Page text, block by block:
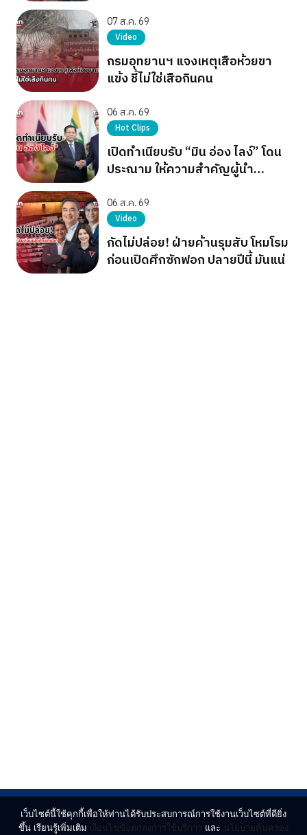
07 ส.ค. 69
Video
กรมอุทยานฯ แจงเหตุเสือห้วยขา
แข้ง ชี้ไม่ใช่เสือกินคน
06 ส.ค. 69
Hot Clips
เปิดทำเนียบรับ “มิน อ่อง ไลง์” โดน
ประณาม ให้ความสำคัญผู้นำ
06 ส.ค. 69
Video
กัดไม่ปล่อย! ฝ่ายค้านรุมสับ โหมโรม
ก่อนเปิดศึกซักฟอก ปลายปีนี้ มันแน่
เว็บไซต์นี้ใช้คุกกี้เพื่อให้ท่านได้รับประสบการณ์การใช้งานเว็บไซต์ที่ดียิ่ง
ขึ้น เรียนรู้เพิ่มเติม เงื่อนไขข้อตกลงการใช้บริการ และ นโยบายคุ้มครอง